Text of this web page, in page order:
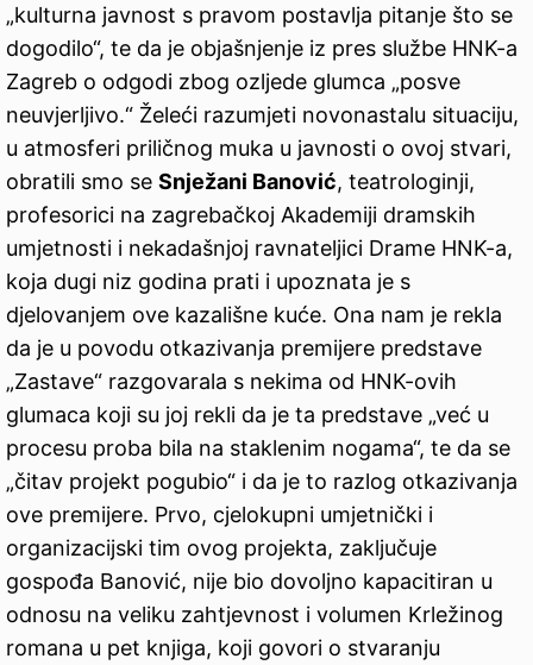
„kulturna javnost s pravom postavlja pitanje što se
dogodilo“, te da je objašnjenje iz pres službe HNK-a
Zagreb o odgodi zbog ozljede glumca „posve
neuvjerljivo.“ Želeći razumjeti novonastalu situaciju,
u atmosferi priličnog muka u javnosti o ovoj stvari,
obratili smo se Snježani Banović, teatrologinji,
profesorici na zagrebačkoj Akademiji dramskih
umjetnosti i nekadašnjoj ravnateljici Drame HNK-a,
koja dugi niz godina prati i upoznata je s
djelovanjem ove kazališne kuće. Ona nam je rekla
da je u povodu otkazivanja premijere predstave
„Zastave“ razgovarala s nekima od HNK-ovih
glumaca koji su joj rekli da je ta predstave „već u
procesu proba bila na staklenim nogama“, te da se
„čitav projekt pogubio“ i da je to razlog otkazivanja
ove premijere. Prvo, cjelokupni umjetnički i
organizacijski tim ovog projekta, zaključuje
gospođa Banović, nije bio dovoljno kapacitiran u
odnosu na veliku zahtjevnost i volumen Krležinog
romana u pet knjiga, koji govori o stvaranju